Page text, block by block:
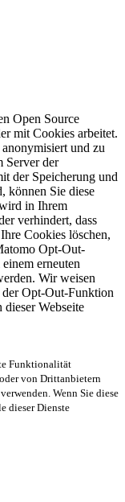
Open Source
mit Cookies arbeitet.
und zu
Server der
der Speicherung und
können Sie diese
in Ihrem
verhindert, dass
Cookies löschen,
Opt-Out-
erneuten
Wir weisen
Opt-Out-Funktion
Webseite
Funktionalität
von Drittanbietern
Wenn Sie diese
dieser Dienste